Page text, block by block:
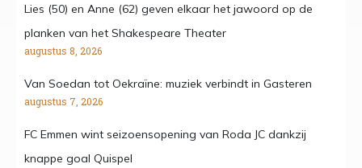
Lies (50) en Anne (62) geven elkaar het jawoord op de
planken van het Shakespeare Theater
augustus 8, 2026
Van Soedan tot Oekraïne: muziek verbindt in Gasteren
augustus 7, 2026
FC Emmen wint seizoensopening van Roda JC dankzij
knappe goal Quispel